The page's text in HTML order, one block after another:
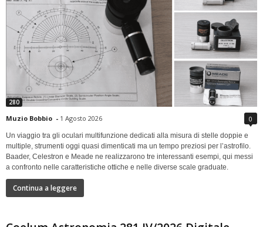
280
Muzio Bobbio - 1 Agosto 2026 0
Un viaggio tra gli oculari multifunzione dedicati alla misura di stelle doppie e
multiple, strumenti oggi quasi dimenticati ma un tempo preziosi per l’astrofilo.
Baader, Celestron e Meade ne realizzarono tre interessanti esempi, qui messi
a confronto nelle caratteristiche ottiche e nelle diverse scale graduate.
Continua a leggere